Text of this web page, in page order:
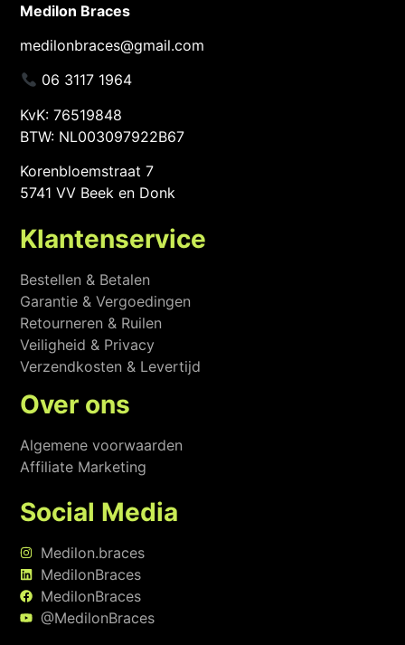
Medilon Braces
medilonbraces@gmail.com
06 3117 1964
KvK: 76519848
BTW: NL003097922B67
Korenbloemstraat 7
5741 VV Beek en Donk
Klantenservice
Bestellen & Betalen
Garantie & Vergoedingen
Retourneren & Ruilen
Veiligheid & Privacy
Verzendkosten & Levertijd
Over ons
Algemene voorwaarden
Affiliate Marketing
Social Media
Medilon.braces
MedilonBraces
MedilonBraces
@MedilonBraces